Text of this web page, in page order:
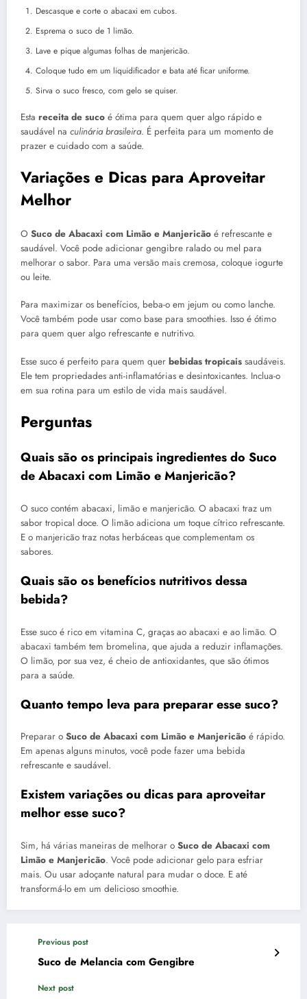
Descasque e corte o abacaxi em cubos.
Esprema o suco de 1 limão.
Lave e pique algumas folhas de manjericão.
Coloque tudo em um liquidificador e bata até ficar uniforme.
Sirva o suco fresco, com gelo se quiser.
Esta receita de suco é ótima para quem quer algo rápido e
saudável na culinária brasileira. É perfeita para um momento de
prazer e cuidado com a saúde.
Variações e Dicas para Aproveitar
Melhor
O Suco de Abacaxi com Limão e Manjericão é refrescante e
saudável. Você pode adicionar gengibre ralado ou mel para
melhorar o sabor. Para uma versão mais cremosa, coloque iogurte
ou leite.
Para maximizar os benefícios, beba-o em jejum ou como lanche.
Você também pode usar como base para smoothies. Isso é ótimo
para quem quer algo refrescante e nutritivo.
Esse suco é perfeito para quem quer bebidas tropicais saudáveis.
Ele tem propriedades anti-inflamatórias e desintoxicantes. Inclua-o
em sua rotina para um estilo de vida mais saudável.
Perguntas
Quais são os principais ingredientes do Suco
de Abacaxi com Limão e Manjericão?
O suco contém abacaxi, limão e manjericão. O abacaxi traz um
sabor tropical doce. O limão adiciona um toque cítrico refrescante.
E o manjericão traz notas herbáceas que complementam os
sabores.
Quais são os benefícios nutritivos dessa
bebida?
Esse suco é rico em vitamina C, graças ao abacaxi e ao limão. O
abacaxi também tem bromelina, que ajuda a reduzir inflamações.
O limão, por sua vez, é cheio de antioxidantes, que são ótimos
para a saúde.
Quanto tempo leva para preparar esse suco?
Preparar o Suco de Abacaxi com Limão e Manjericão é rápido.
Em apenas alguns minutos, você pode fazer uma bebida
refrescante e saudável.
Existem variações ou dicas para aproveitar
melhor esse suco?
Sim, há várias maneiras de melhorar o Suco de Abacaxi com
Limão e Manjericão. Você pode adicionar gelo para esfriar
mais. Ou usar adoçante natural para mudar o doce. E até
transformá-lo em um delicioso smoothie.
Previous post
Suco de Melancia com Gengibre
Next post